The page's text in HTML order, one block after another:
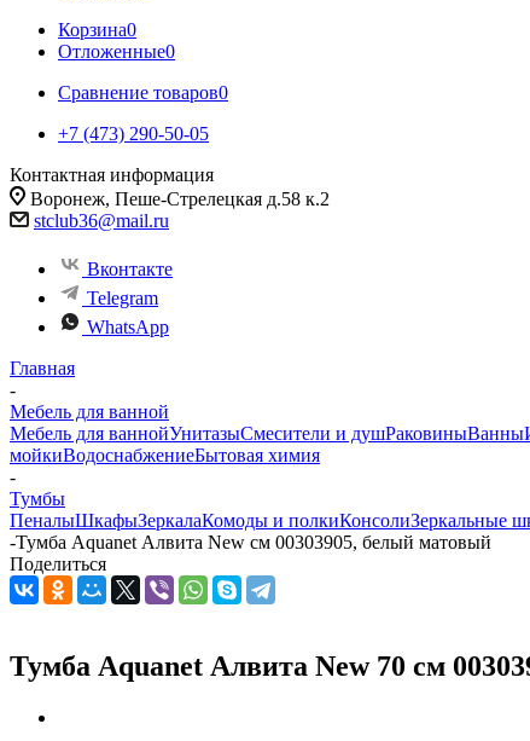
Корзина0
Отложенные0
Сравнение товаров0
+7 (473) 290-50-05
Контактная информация
Воронеж, Пеше-Стрелецкая д.58 к.2
stclub36@mail.ru
Вконтакте
Telegram
WhatsApp
Главная
-
Мебель для ванной
Мебель для ваннойУнитазыСмесители и душРаковиныВанны
мойкиВодоснабжениеБытовая химия
-
Тумбы
ПеналыШкафыЗеркалаКомоды и полкиКонсолиЗеркальные
-Тумба Aquanet Алвита New см 00303905, белый матовый
Поделиться
Тумба Aquanet Алвита New 70 см